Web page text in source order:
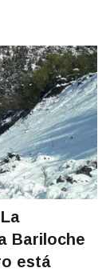
Bariloche
está